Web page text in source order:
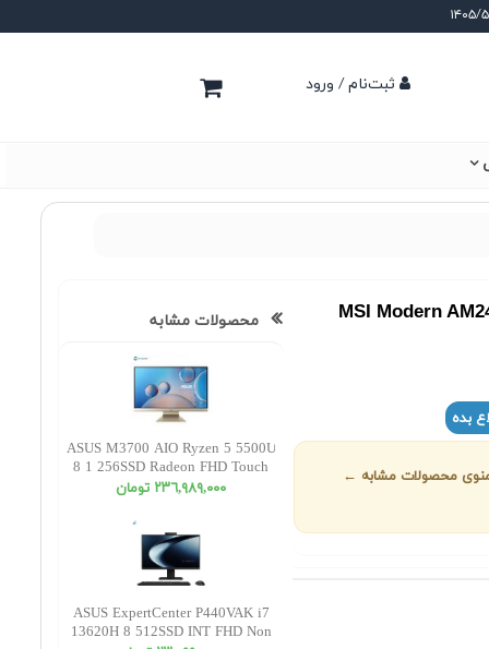
ثبت‌نام / ورود
MSI Modern
بده
منوی محصولات مشابه ←
محصولات مشابه
ASUS M3700 AIO Ryzen 5 5500U
8 1 256SSD Radeon FHD Touch
٢٣٦,٩٨٩,٠٠٠ تومان
ASUS ExpertCenter P440VAK i7
13620H 8 512SSD INT FHD Non